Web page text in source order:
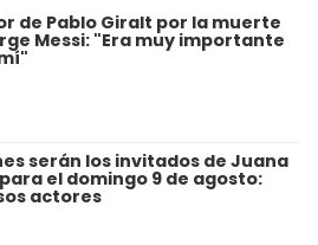
de Pablo Giralt por la muerte
Messi: "Era muy importante
serán los invitados de Juana
el domingo 9 de agosto:
actores